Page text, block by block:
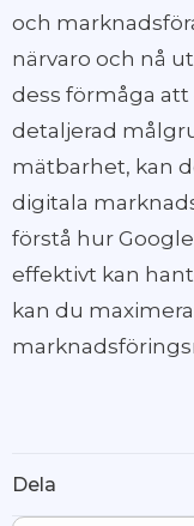
och
närvaro och nå
dess förmåga
detaljerad
mätbarhet, kan
digitala
förstå hur
effektivt kan
kan du
Dela